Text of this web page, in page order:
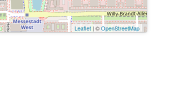
Leaflet | ©OpenStreetMap